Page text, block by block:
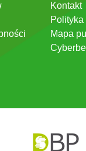
Kontakt
Mapa